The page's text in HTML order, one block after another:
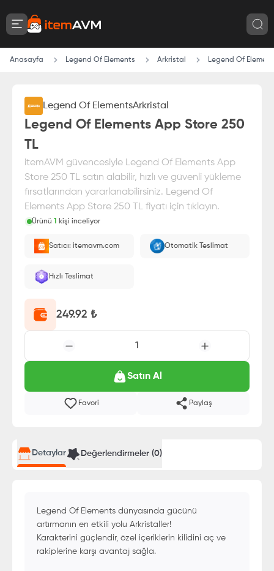
Anasayfa Legend Of Elements Arkristal Legend Of
Legend Of ElementsArkristal
Legend Of Elements App Store 250
TL
itemAVM güvencesiyle Legend Of Elements App
Store 250 TL satın alabilir, hızlı ve güvenli yükleme
fırsatlarından yararlanabilirsiniz. Legend Of
Elements App Store 250 TL fiyatı için tıklayın.
Ürünü 1
kişi inceliyor
E-Pin olarak yüklenir.
Satıcı: itemavm.com Otomatik Teslimat
Hızlı Teslimat
249.92 ₺
1
Satın Al
Favori Paylaş
Detaylar Değerlendirmeler (0)
Legend Of Elements dünyasında gücünü
artırmanın en etkili yolu Arkristaller!
Karakterini güçlendir, özel içeriklerin kilidini aç ve
rakiplerine karşı avantaj sağla.